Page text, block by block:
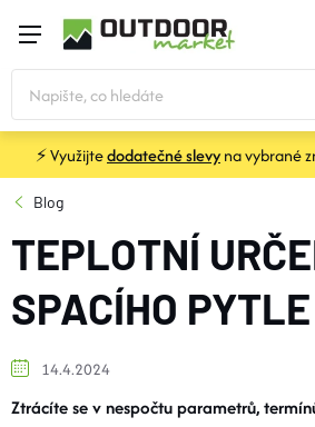
obsah
STANY
SPACÁKY
BATOHY A TAŠKY
KARIMATKY
⚡ Využijtedodatečné slevyna vybrané
Blog
TEPLOTNÍ
SPACÍHO PYTLE
14.4.2024
Ztrácíte se v nespočtu parametrů,